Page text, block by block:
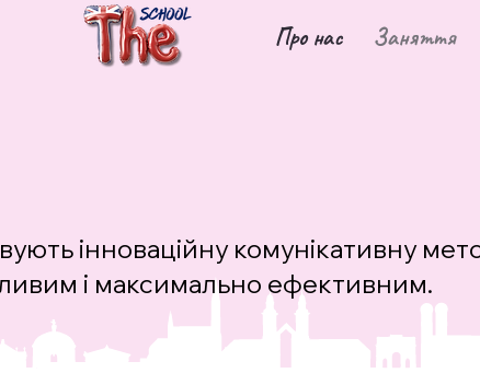
Про нас Заняття
інноваційну комунікативну
і максимально ефективним.